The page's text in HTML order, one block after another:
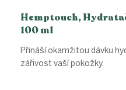
Hemptouch,
100 ml
Přináší okamžitou dávku
zářivost vaší pokožky.